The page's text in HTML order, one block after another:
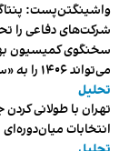
واشینگتن‌پست:
شرکت‌های دفاعی را
سخنگوی کمیسیون
می‌تواند ۱۴۰۶ را به «سال کشتار بیماران» تبدیل کند
تحلیل
تهران با طولانی
انتخابات